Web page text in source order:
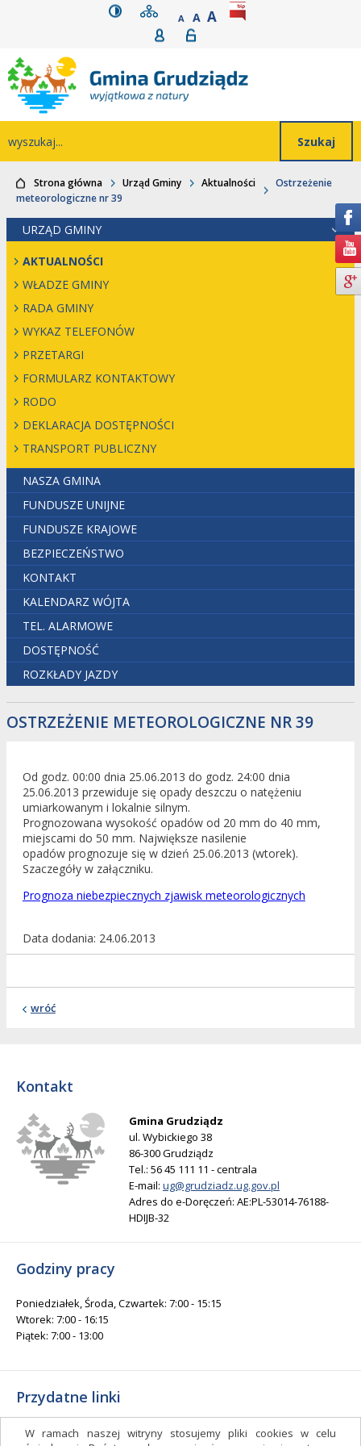
W ramach naszej witryny stosujemy pliki cookies w celu
Przejdź do głównego
Przejdź do treści
Przejdź do
wyszukiwarki
Przejdź do mapywersja kontrastowa
mapa serwisu
A POMNIEJSZ CZCIONKĘ
A STANDARDOWY ROZMIAR
A POWIĘKSZ
rozmiar czcionki
Rejestracja
Strona główna Urząd Gminy Aktualności
Ostrzeżenie
meteorologiczne nr 39
URZĄD GMINY
AKTUALNOŚCI
WŁADZE GMINY
RADA GMINY
WYKAZ TELEFONÓW
PRZETARGI
FORMULARZ KONTAKTOWY
RODO
DEKLARACJA DOSTĘPNOŚCI
TRANSPORT PUBLICZNY
NASZA GMINA
FUNDUSZE UNIJNE
FUNDUSZE KRAJOWE
BEZPIECZEŃSTWO
KONTAKT
KALENDARZ WÓJTA
TEL. ALARMOWE
DOSTĘPNOŚĆ
ROZKŁADY JAZDY
OSTRZEŻENIE METEOROLOGICZNE NR 39
Od godz. 00:00 dnia 25.06.2013 do godz. 24:00 dnia
25.06.2013 przewiduje się opady deszczu o natężeniu
umiarkowanym i lokalnie silnym.
Prognozowana wysokość opadów od 20 mm do 40 mm,
miejscami do 50 mm. Największe nasilenie
opadów prognozuje się w dzień 25.06.2013 (wtorek).
Szaczegóły w załączniku.
Prognoza niebezpiecznych zjawisk meteorologicznych
Data dodania 24.06.2013
wróć
Kontakt
Gmina Grudziądz
ul. Wybickiego 38
86-300 Grudziądz
Tel.: 56 45 111 11 - centrala
E-mail: ug@grudziadz.ug.gov.pl
Adres do e-Doręczeń: AE:PL-53014-76188-
HDIJB-32
Godziny pracy
Poniedziałek, Środa, Czwartek: 7:00 - 15:15
Wtorek: 7:00 - 16:15
Piątek: 7:00 - 13:00
Przydatne linki
Gminny Ośrodek Kultury i Sportu